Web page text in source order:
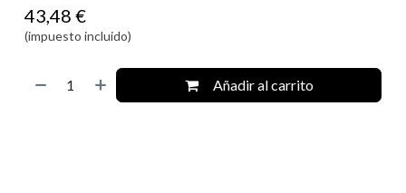
43,48 €
(impuesto incluido)
Añadir al carrito